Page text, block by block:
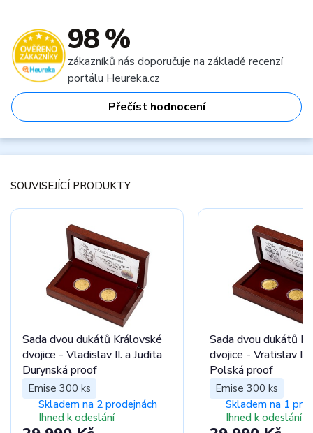
98 %
zákazníků nás doporučuje na základě recenzí
portálu Heureka.cz
Přečíst hodnocení
SOUVISEJÍCÍ PRODUKTY
Sada dvou dukátů Královské
dvojice - Vladislav II. a Judita
Durynská proof
Emise 300 ks
Skladem na 2 prodejnách
Ihned k odeslání
Sada dvou dukátů
dvojice - Vratislav II.
Polská proof
Emise 300 ks
Skladem na 1
Ihned k odeslání